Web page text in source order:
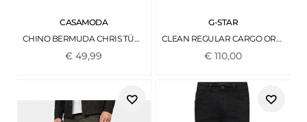
CASAMODA
CHINO BERMUDA CHRIS TÜRKIS
€49,99
G-STAR
CLEAN REGULAR CARGO ORPHUS GD
€110,00